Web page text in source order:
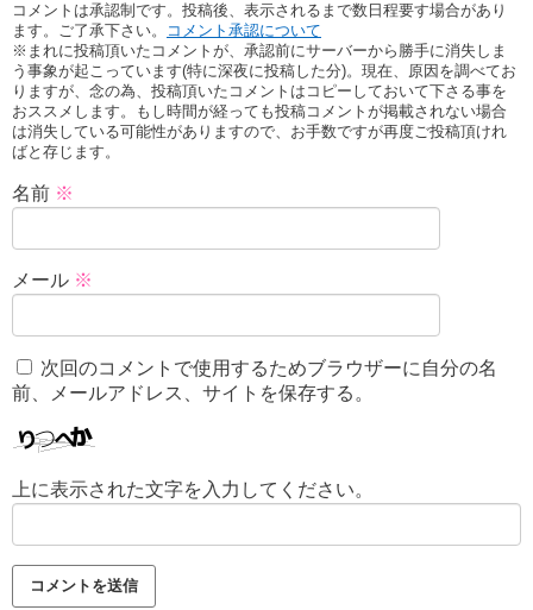
コメントは承認制です。投稿後、表示されるまで数日程要す場合があり
ます。ご了承下さい。
コメント承認について
※まれに投稿頂いたコメントが、承認前にサーバーから勝手に消失しま
う事象が起こっています(特に深夜に投稿した分)。現在、原因を調べてお
りますが、念の為、投稿頂いたコメントはコピーしておいて下さる事を
おススメします。もし時間が経っても投稿コメントが掲載されない場合
は消失している可能性がありますので、お手数ですが再度ご投稿頂けれ
ばと存じます。
名前 ※
メール ※
次回のコメントで使用するためブラウザーに自分の名
前、メールアドレス、サイトを保存する。
上に表示された文字を入力してください。